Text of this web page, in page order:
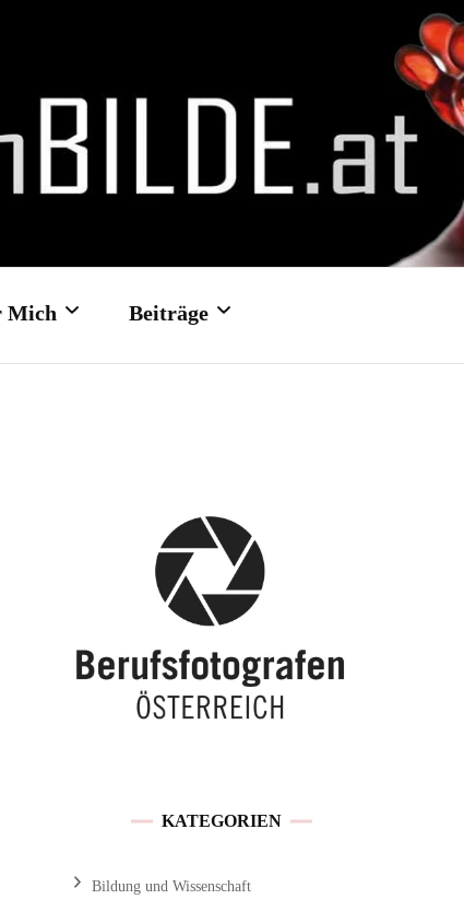
Mich
und
Beiträge
Traunsee
Hochzeitslocations OÖ
KATEGORIEN
Bildung und Wissenschaft